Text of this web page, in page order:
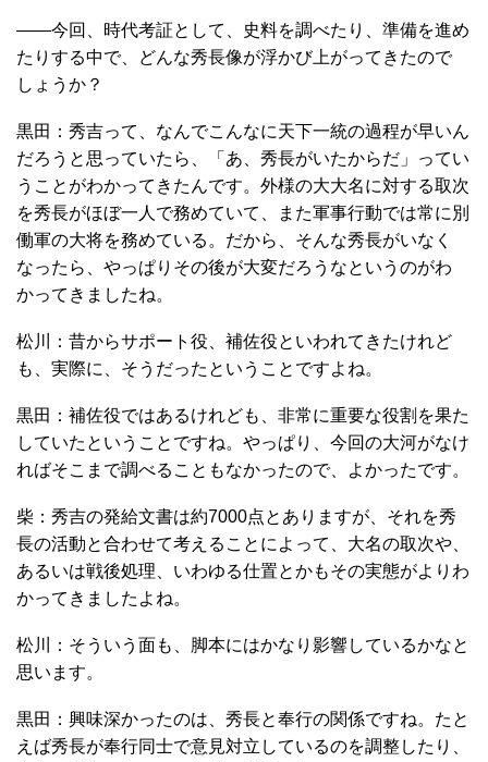
――今回、時代考証として、史料を調べたり、準備を進め
たりする中で、どんな秀長像が浮かび上がってきたので
しょうか？
黒田：秀吉って、なんでこんなに天下一統の過程が早いん
だろうと思っていたら、「あ、秀長がいたからだ」ってい
うことがわかってきたんです。外様の大大名に対する取次
を秀長がほぼ一人で務めていて、また軍事行動では常に別
働軍の大将を務めている。だから、そんな秀長がいなく
なったら、やっぱりその後が大変だろうなというのがわ
かってきましたね。
松川：昔からサポート役、補佐役といわれてきたけれど
も、実際に、そうだったということですよね。
黒田：補佐役ではあるけれども、非常に重要な役割を果た
していたということですね。やっぱり、今回の大河がなけ
ればそこまで調べることもなかったので、よかったです。
柴：秀吉の発給文書は約7000点とありますが、それを秀
長の活動と合わせて考えることによって、大名の取次や、
あるいは戦後処理、いわゆる仕置とかもその実態がよりわ
かってきましたよね。
松川：そういう面も、脚本にはかなり影響しているかなと
思います。
黒田：興味深かったのは、秀長と奉行の関係ですね。たと
えば秀長が奉行同士で意見対立しているのを調整したり、